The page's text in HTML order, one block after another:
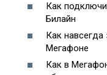
Как
Билайн
Как навсегда
Мегафоне
Как в